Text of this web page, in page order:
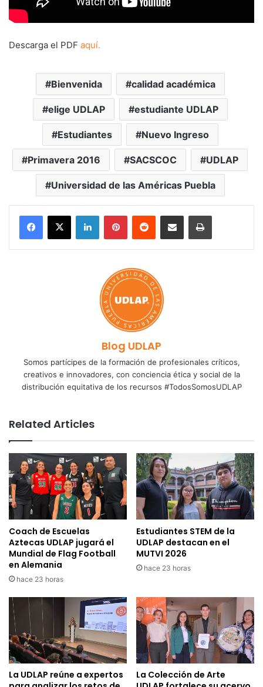
Descarga el PDF aquí.
Bienvenida calidad académica
elige UDLAP estudiante UDLAP
Estudiantes Nuevo Ingreso
Primavera 2016 SACSCOC UDLAP
Universidad de las Américas Puebla
LinkedInPinterestReddit Share via Email Print
Blog UDLAP
Somos partícipes de la formación de profesionales críticos,
creativos e innovadores, con conciencia ética y social de la
distribución equitativa de los recursos #TodosSomosUDLAP
Related Articles
Coach de Escuelas
Aztecas UDLAP jugará el
Mundial de Flag Football
en Alemania
hace 23 horas
Estudiantes STEM de la
UDLAP destacan en el
MUTVI 2026
hace 23 horas
La UDLAP reúne a expertos
La Colección de Arte